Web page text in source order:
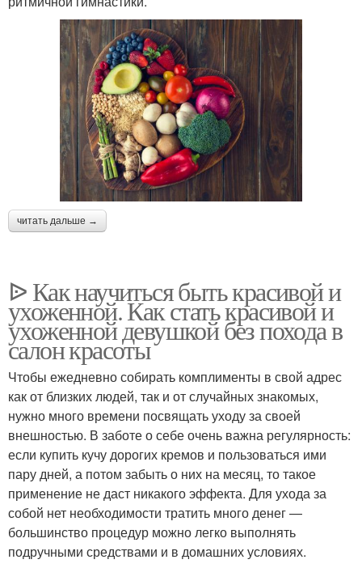
читать дальше →
ᐉ Как научиться быть красивой и
ухоженной. Как стать красивой и
ухоженной девушкой без похода в
салон красоты
Чтобы ежедневно собирать комплименты в свой адрес
как от близких людей, так и от случайных знакомых,
нужно много времени посвящать уходу за своей
внешностью. В заботе о себе очень важна регулярность:
если купить кучу дорогих кремов и пользоваться ими
пару дней, а потом забыть о них на месяц, то такое
применение не даст никакого эффекта. Для ухода за
собой нет необходимости тратить много денег —
большинство процедур можно легко выполнять
подручными средствами и в домашних условиях.